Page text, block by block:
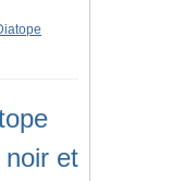
noir et